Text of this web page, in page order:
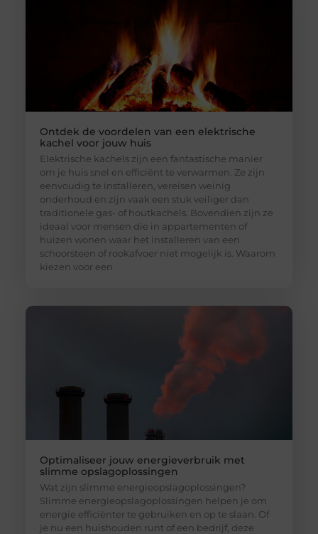
Ontdek de voordelen van een elektrische
kachel voor jouw huis
Elektrische kachels zijn een fantastische manier
om je huis snel en efficiënt te verwarmen. Ze zijn
eenvoudig te installeren, vereisen weinig
onderhoud en zijn vaak een stuk veiliger dan
traditionele gas- of houtkachels. Bovendien zijn ze
ideaal voor mensen die in appartementen of
huizen wonen waar het installeren van een
schoorsteen of rookafvoer niet mogelijk is. Waarom
kiezen voor een
Optimaliseer jouw energieverbruik met
slimme opslagoplossingen
Wat zijn slimme energieopslagoplossingen?
Slimme energieopslagoplossingen helpen je om
energie efficiënter te gebruiken en op te slaan. Of
je nu een huishouden runt of een bedrijf, deze